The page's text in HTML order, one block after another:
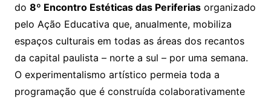
do 8º Encontro Estéticas das Periferiasorganizado
pelo Ação Educativa que, anualmente, mobiliza
espaços culturais em todas as áreas dos recantos
da capital paulista – norte a sul – por uma semana.
O experimentalismo artístico permeia toda a
programação que é construída colaborativamente